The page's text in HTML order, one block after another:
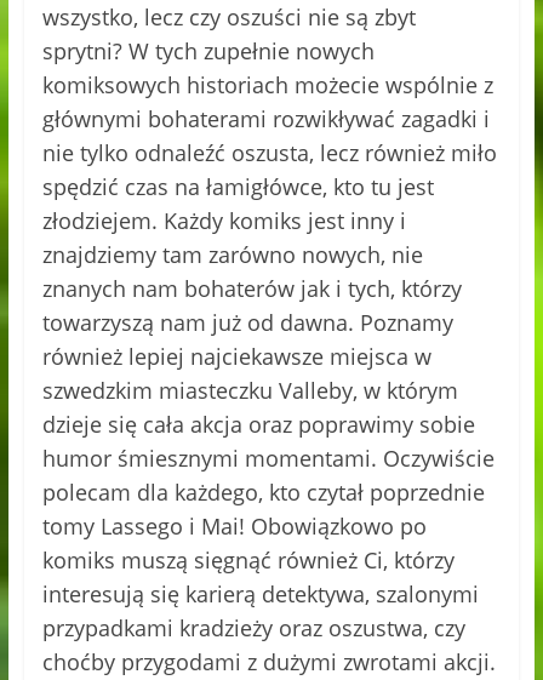
wszystko, lecz czy oszuści nie są zbyt
sprytni? W tych zupełnie nowych
komiksowych historiach możecie wspólnie z
głównymi bohaterami rozwikływać zagadki i
nie tylko odnaleźć oszusta, lecz również miło
spędzić czas na łamigłówce, kto tu jest
złodziejem. Każdy komiks jest inny i
znajdziemy tam zarówno nowych, nie
znanych nam bohaterów jak i tych, którzy
towarzyszą nam już od dawna. Poznamy
również lepiej najciekawsze miejsca w
szwedzkim miasteczku Valleby, w którym
dzieje się cała akcja oraz poprawimy sobie
humor śmiesznymi momentami. Oczywiście
polecam dla każdego, kto czytał poprzednie
tomy Lassego i Mai! Obowiązkowo po
komiks muszą sięgnąć również Ci, którzy
interesują się karierą detektywa, szalonymi
przypadkami kradzieży oraz oszustwa, czy
choćby przygodami z dużymi zwrotami akcji.